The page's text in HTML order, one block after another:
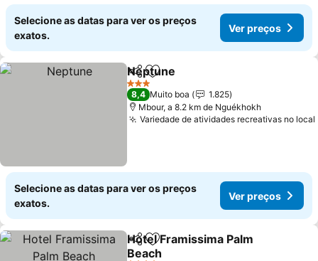
Selecione as datas para ver os preços
exatos.
Ver preços
PartilharAdicionar aos favoritos
Neptune
3 Estrelas
8,4 Muito boa
1.825
Mbour, a 8.2 km de Nguékhokh
Variedade de atividades recreativas no local
Selecione as datas para ver os preços
exatos.
Ver preços
PartilharAdicionar aos favoritos
Hotel Framissima Palm
Beach